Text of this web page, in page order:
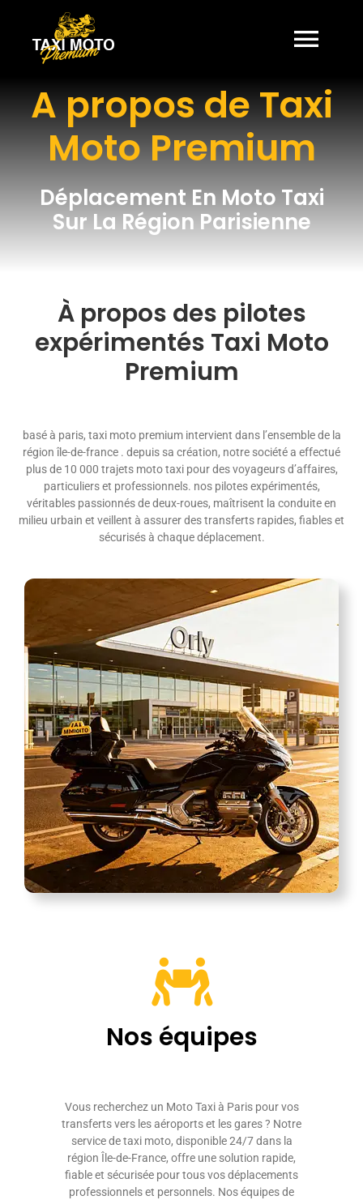
contenu
HOME
À PROPOS
TARIFS
CONTACT
A propos de Taxi
Moto Premium
Déplacement En Moto Taxi
Sur La Région Parisienne
À propos des pilotes
expérimentés Taxi Moto
Premium
basé à paris, taxi moto premium intervient dans l’ensemble de la
région île-de-france . depuis sa création, notre société a effectué
plus de 10 000 trajets moto taxi pour des voyageurs d’affaires,
particuliers et professionnels. nos pilotes expérimentés,
véritables passionnés de deux-roues, maîtrisent la conduite en
milieu urbain et veillent à assurer des transferts rapides, fiables et
sécurisés à chaque déplacement.
Nos équipes
Vous recherchez un Moto Taxi à Paris pour vos
transferts vers les aéroports et les gares ? Notre
service de taxi moto, disponible 24/7 dans la
région Île-de-France, offre une solution rapide,
fiable et sécurisée pour tous vos déplacements
professionnels et personnels.​ Nos équipes de